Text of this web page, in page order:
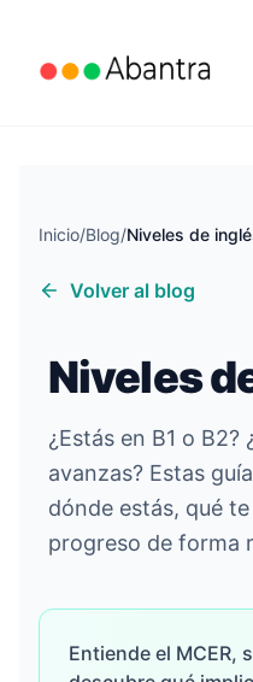
MÁS CARACTERÍSTICAS
YouTube Learning
Sincronización Anki
Explorar historias
Inicio/Blog/Niveles de
Volver al blog
Niveles
¿Estás en B1 o B2?
avanzas? Estas
dónde estás, qué
progreso de forma
Entiende el MCER,